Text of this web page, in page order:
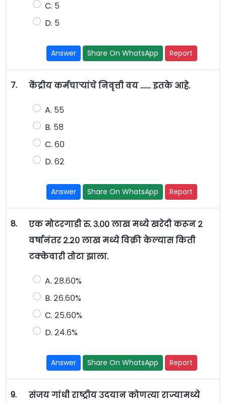
C. ५
D. ५
Answer Share On WhatsApp Report
7. केंद्रीय कर्मचाऱ्यांचे निवृत्ती वय ……. इतके आहे.
A. ५५
B. ५८
C. ६०
D. ६२
Answer Share On WhatsApp Report
8.
एक मोटरगाडी रु. ३.०० लाख मध्ये खरेदी करून २
वर्षानंतर २.२० लाख मध्ये विक्री केल्यास किती
टक्केवारी तोटा झाला.
A. २८.६०%
B. २६.६०%
C. २५.६०%
D. २४.६%
Answer Share On WhatsApp Report
9.
संजय गांधी राष्ट्रीय उदयान कोणत्या राज्यामध्ये